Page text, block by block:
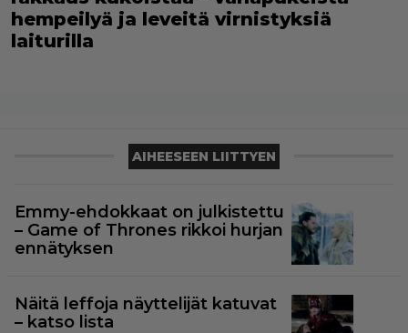
hempeilyä ja leveitä virnistyksiä
laiturilla
AIHEESEEN LIITTYEN
Emmy-ehdokkaat on julkistettu
– Game of Thrones rikkoi hurjan
ennätyksen
Näitä leffoja näyttelijät katuvat
– katso lista